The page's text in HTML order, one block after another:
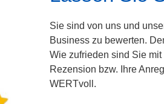
Sie sind von uns und
Business zu bewerten.
Wie zufrieden sind Sie mit
Rezension bzw. Ihre
WERTvoll.